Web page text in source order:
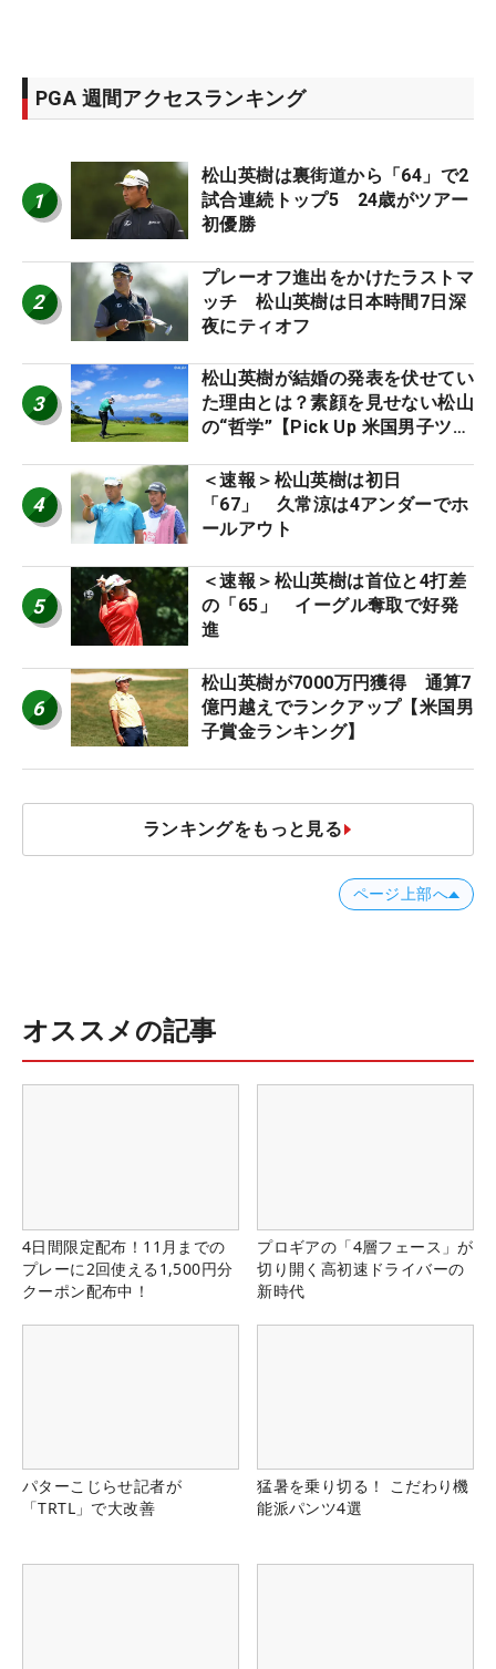
PGA 週間アクセスランキング
1
松山英樹は裏街道から「64」で2
試合連続トップ5 24歳がツアー
初優勝
2
プレーオフ進出をかけたラストマ
ッチ 松山英樹は日本時間7日深
夜にティオフ
3
松山英樹が結婚の発表を伏せてい
た理由とは？素顔を見せない松山
の“哲学”【Pick Up 米国男子ツア
4
＜速報＞松山英樹は初日
「67」 久常涼は4アンダーでホ
ールアウト
5
＜速報＞松山英樹は首位と4打差
の「65」 イーグル奪取で好発
進
6
松山英樹が7000万円獲得 通算7
億円越えでランクアップ【米国男
子賞金ランキング】
ランキングをもっと見る
ページ上部へ
オススメの記事
4日間限定配布！11月までの
プレーに2回使える1,500円分
クーポン配布中！
プロギアの「4層フェース」が
切り開く高初速ドライバーの
新時代
パターこじらせ記者が
「TRTL」で大改善
猛暑を乗り切る！ こだわり機
能派パンツ4選